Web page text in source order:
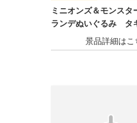
ミニオンズ＆モンス
ランデぬいぐるみ タ